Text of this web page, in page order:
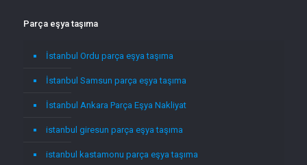
Parça eşya taşıma
İstanbul Ordu parça eşya taşıma
İstanbul Samsun parça eşya taşıma
İstanbul Ankara Parça Eşya Nakliyat
istanbul giresun parça eşya taşıma
istanbul kastamonu parça eşya taşıma